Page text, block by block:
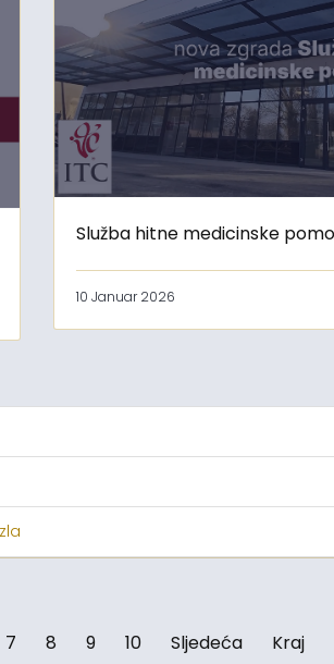
Služba hitne medicinske
10 Januar 2026
7 8 9 10 Sljedeća Kraj